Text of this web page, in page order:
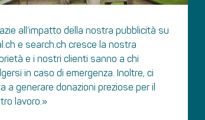
all’impatto della nostra pubblicità su
e search.ch cresce la nostra
e i nostri clienti sanno a chi
in caso di emergenza. Inoltre, ci
a generare donazioni preziose per il
lavoro.»